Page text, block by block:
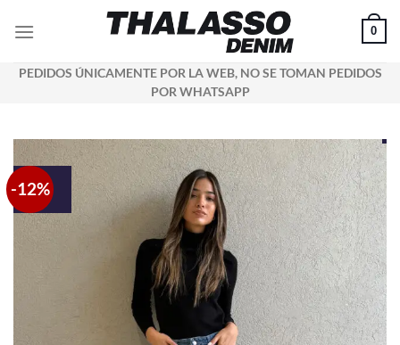
0
PEDIDOS ÚNICAMENTE POR LA WEB, NO SE TOMAN PEDIDOS
POR WHATSAPP
-12%